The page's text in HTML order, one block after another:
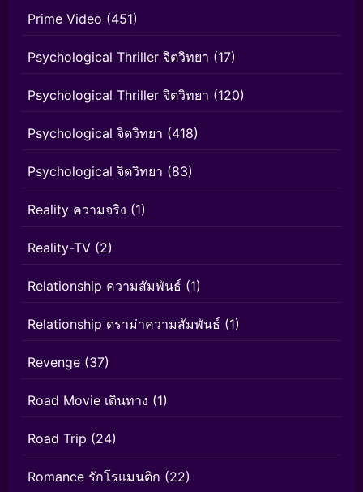
Prime Video (451)
Psychological Thriller จิตวิทยา (17)
Psychological Thriller จิตวิทยา (120)
Psychological จิตวิทยา (418)
Psychological จิตวิทยา (83)
Reality ความจริง (1)
Reality-TV (2)
Relationship ความสัมพันธ์ (1)
Relationship ดราม่าความสัมพันธ์ (1)
Revenge (37)
Road Movie เดินทาง (1)
Road Trip (24)
Romance รักโรแมนติก (22)